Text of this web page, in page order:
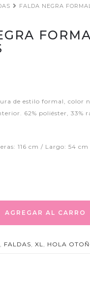
FALDA NEGRA
de estilo formal, color
62% poliéster, 33%
116 cm / Largo: 54 cm
AGREGAR AL CARRO
FALDAS XL HOLA